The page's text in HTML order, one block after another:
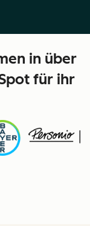
in über
für ihr